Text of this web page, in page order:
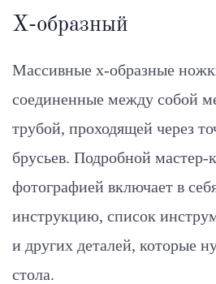
Х-образный
Массивные х-образные
соединенные между собой
трубой, проходящей через
брусьев. Подробной мастер-
фотографией включает в
инструкцию, список
и других деталей, которые
стола.